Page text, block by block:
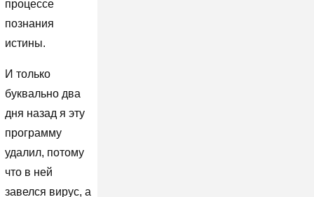
процессе
познания
истины.
И только
буквально два
дня назад я эту
программу
удалил, потому
что в ней
завелся вирус, а